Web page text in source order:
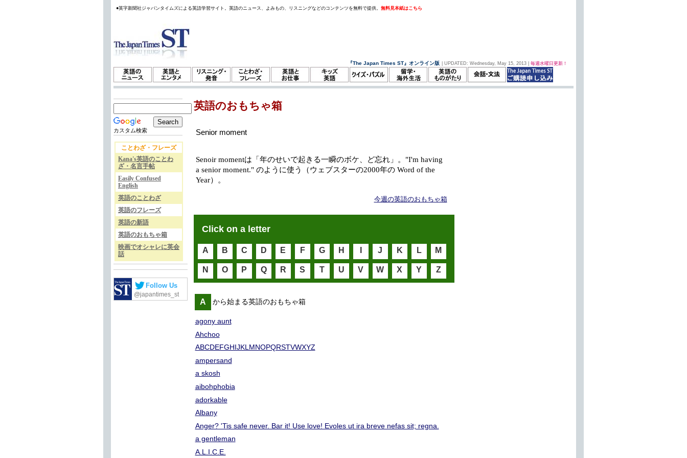
●英字新聞社ジャパンタイムズによる英語学習サイト。英語のニュース、よみもの、リスニングなどのコンテンツを無料で提供。 無料見本紙はこちら
『The Japan Times ST』オンライン版 | UPDATED: Wednesday, May 15, 2013 | 毎週水曜日更新！
カスタム検索
ことわざ・フレーズ
Kana's英語のことわ
ざ・名言手帖
Easily Confused
English
英語のことわざ
英語のフレーズ
英語の新語
英語のおもちゃ箱
映画でオシャレに英会
話
Follow Us
@japantimes_st
英語のおもちゃ箱
Senior moment
Senoir momentは「年のせいで起きる一瞬のボケ、ど忘れ」。"I'm having
a senior moment." のように使う（ウェブスターの2000年の Word of the
Year）。
今週の英語のおもちゃ箱
Click on a letter
A B C D E F G H J K L M
N O P Q R S T U V W X Y Z
A から始まる英語のおもちゃ箱
agony aunt
Ahchoo
ABCDEFGHIJKLMNOPQRSTVWXYZ
ampersand
a skosh
aibohphobia
adorkable
Albany
Anger? 'Tis safe never. Bar it! Use love! Evoles ut ira breve nefas sit; regna.
a gentleman
A.L.I.C.E.